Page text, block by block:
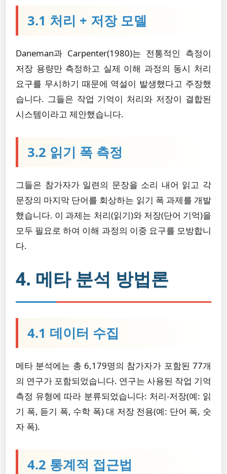
3.1 처리 + 저장 모델
Daneman과 Carpenter(1980)는 전통적인 측정이
저장 용량만 측정하고 실제 이해 과정의 동시 처리
요구를 무시하기 때문에 역설이 발생했다고 주장했
습니다. 그들은 작업 기억이 처리와 저장이 결합된
시스템이라고 제안했습니다.
3.2 읽기 폭 측정
그들은 참가자가 일련의 문장을 소리 내어 읽고 각
문장의 마지막 단어를 회상하는 읽기 폭 과제를 개발
했습니다. 이 과제는 처리(읽기)와 저장(단어 기억)을
모두 필요로 하여 이해 과정의 이중 요구를 모방합니
다.
4. 메타 분석 방법론
4.1 데이터 수집
메타 분석에는 총 6,179명의 참가자가 포함된 77개
의 연구가 포함되었습니다. 연구는 사용된 작업 기억
측정 유형에 따라 분류되었습니다: 처리-저장(예: 읽
기 폭, 듣기 폭, 수학 폭) 대 저장 전용(예: 단어 폭, 숫
자 폭).
4.2 통계적 접근법